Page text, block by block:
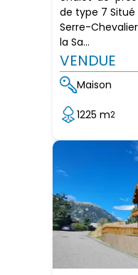
de type 7 Situé
Serre-
la Sa...
VENDUE
Maison
1225 m2